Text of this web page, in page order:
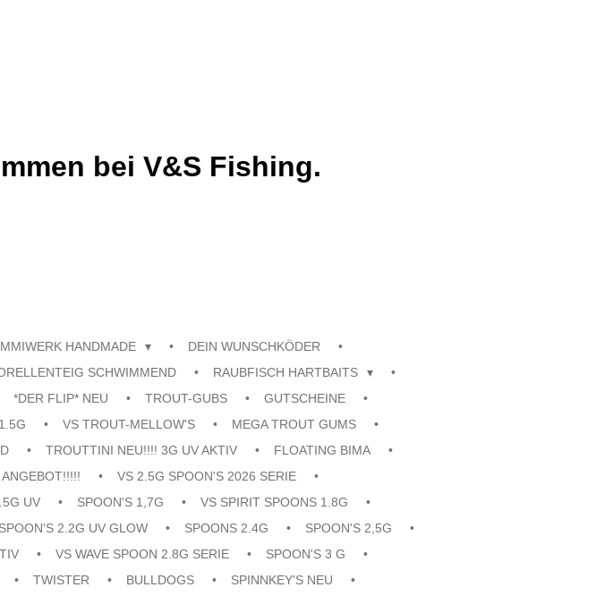
bei V&S Fishing.
HANDMADE
DEIN WUNSCHKÖDER
SCHWIMMEND
RAUBFISCH HARTBAITS
*DER FLIP* NEU TROUT-GUBS
GUTSCHEINE
VS TROUT-MELLOW'S
MEGA TROUT GUMS
TROUTTINI NEU!!!! 3G UV AKTIV
FLOATING BIMA
ANGEBOT!!!!!
VS 2.5G SPOON'S 2026 SERIE
UV SPOON'S 1,7G
VS SPIRIT SPOONS 1.8G
2.2G UV GLOW SPOONS 2.4G
SPOON'S 2,5G
VS WAVE SPOON 2.8G SERIE
SPOON'S 3 G
TWISTER BULLDOGS
SPINNKEY'S NEU